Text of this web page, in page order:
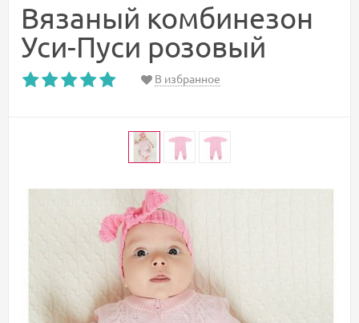
Вязаный комбинезон
Уси-Пуси розовый
В избранное